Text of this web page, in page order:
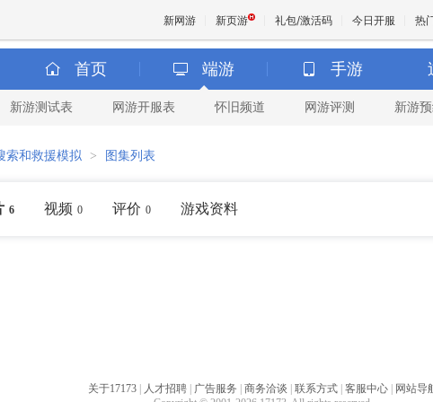
新网游 新页游 礼包/激活码 今日开服 热
首页 端游 手游
新游测试表 网游开服表 怀旧频道 网游评测 新游
索和救援模拟 > 图集列表
6 视频 0 评价 0 游戏资料
关于17173 人才招聘 广告服务 商务洽谈 联系方式 客服中心
网站导